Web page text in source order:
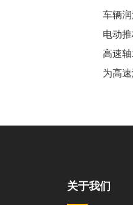
车辆
电动
高速
为高
关于我们